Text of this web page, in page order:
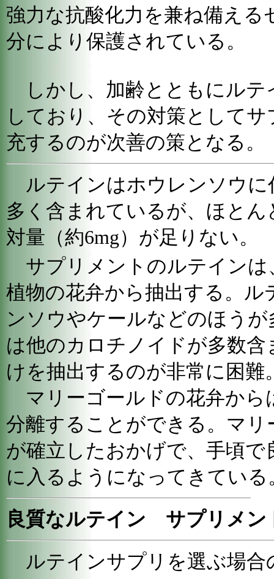
強力な抗酸化力を兼ね備え
分により保護されている。
しかし、加齢とともにルテ
しており、その対策として
充するのが次善の策となる。
ルテインはホウレンソウに
多く含まれているが、ほと
対量（約6mg）が足りない。
サプリメントのルテインは
植物の花弁から抽出する。
ンソウやケールなどのほう
は他のカロチノイドが多数
けを抽出するのが非常に困難
マリーゴールドの花弁から
分離することができる。マ
が確立したおかげで、手頃
に入るようになってきている
良質なルテイン サプリメン
ルテインサプリを選ぶ場合